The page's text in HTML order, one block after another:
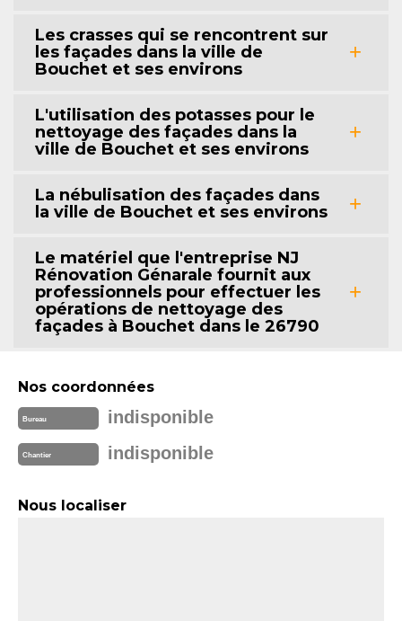
Les crasses qui se rencontrent sur
les façades dans la ville de
Bouchet et ses environs
L'utilisation des potasses pour le
nettoyage des façades dans la
ville de Bouchet et ses environs
La nébulisation des façades dans
la ville de Bouchet et ses environs
Le matériel que l'entreprise NJ
Rénovation Génarale fournit aux
professionnels pour effectuer les
opérations de nettoyage des
façades à Bouchet dans le 26790
Nos coordonnées
Bureau indisponible
Chantier indisponible
Nous localiser